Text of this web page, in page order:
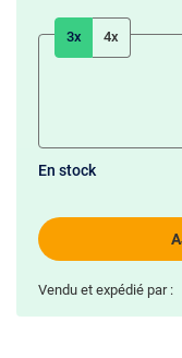
3x 4x
En stock
Vendu et expédié par :